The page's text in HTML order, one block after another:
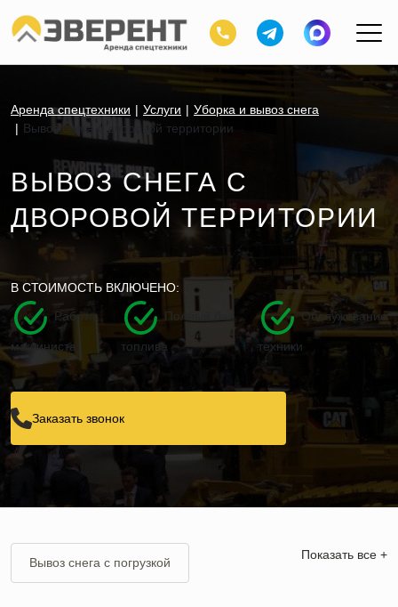
Аренда спецтехники Услуги
Уборка и вывоз снега
Вывоз снега с дворовой территории
ВЫВОЗ СНЕГА С
ДВОРОВОЙ ТЕРРИТОРИИ
В СТОИМОСТЬ ВКЛЮЧЕНО:
Работа
машиниста
Полный бак
топлива
Обслуживание
техники
Заказать звонок
Вывоз снега с погрузкой
Показать все +